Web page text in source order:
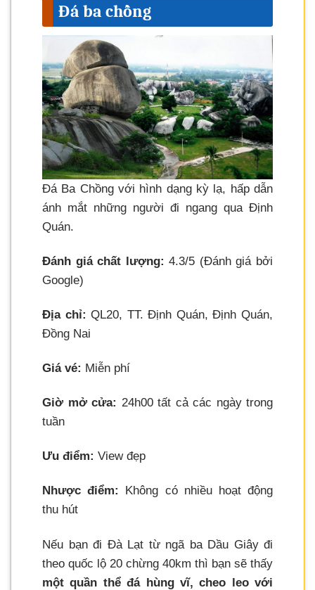
Đá ba chồng
Đá Ba Chồng với hình dạng kỳ lạ, hấp dẫn
ánh mắt những người đi ngang qua Định
Quán.
Đánh giá chất lượng: 4.3/5 (Đánh giá bởi
Google)
Địa chỉ:QL20, TT. Định Quán, Định Quán,
Đồng Nai
Giá vé: Miễn phí
Giờ mở cửa: 24h00 tất cả các ngày trong
tuần
Ưu điểm: View đẹp
Nhược điểm:
Không có nhiều hoạt động
thu hút
Nếu bạn đi Đà Lạt từ ngã ba Dầu Giây đi
theo quốc lộ 20 chừng 40km thì bạn sẽ thấy
một quần thể đá hùng vĩ, cheo leo với